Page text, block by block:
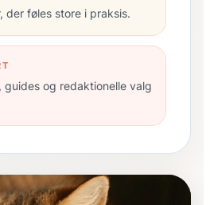
der føles store i praksis.
guides og redaktionelle valg